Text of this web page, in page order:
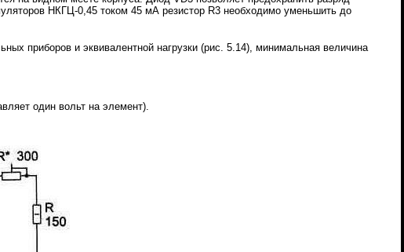
НКГЦ-0,45 током 45 мА резистор R3 необходимо уменьшить до
приборов и эквивалентной нагрузки (рис. 5.14), минимальная величина
один вольт на элемент).